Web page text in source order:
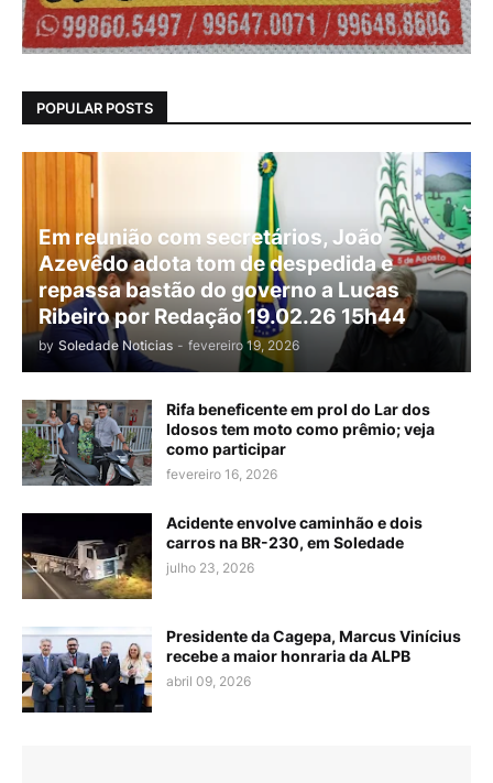
POPULAR POSTS
Em reunião com secretários, João
Azevêdo adota tom de despedida e
repassa bastão do governo a Lucas
Ribeiro por Redação 19.02.26 15h44
by Soledade Noticias - fevereiro 19, 2026
Rifa beneficente em prol do Lar dos
Idosos tem moto como prêmio; veja
como participar
fevereiro 16, 2026
Acidente envolve caminhão e dois
carros na BR-230, em Soledade
julho 23, 2026
Presidente da Cagepa, Marcus Vinícius
recebe a maior honraria da ALPB
abril 09, 2026